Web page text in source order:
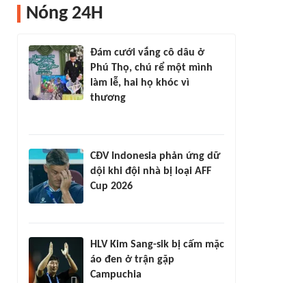
Nóng 24H
Đám cưới vắng cô dâu ở
Phú Thọ, chú rể một mình
làm lễ, hai họ khóc vì
thương
CĐV Indonesia phản ứng dữ
dội khi đội nhà bị loại AFF
Cup 2026
HLV Kim Sang-sik bị cấm mặc
áo đen ở trận gặp
Campuchia